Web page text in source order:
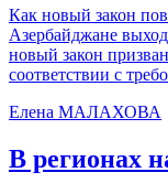
Как новый закон
Азербайджане
новый закон
соответствии с
Елена МАЛАХОВА
В регионах